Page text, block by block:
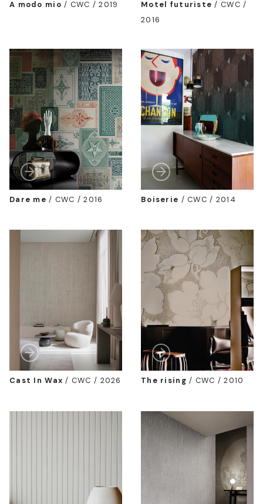
A modo mio / CWC / 2019 Motel futuriste /CWC /
2016
Dare me / CWC / 2016 Boiserie /CWC / 2014
Cast In Wax / CWC / 2026 The rising / CWC / 2010